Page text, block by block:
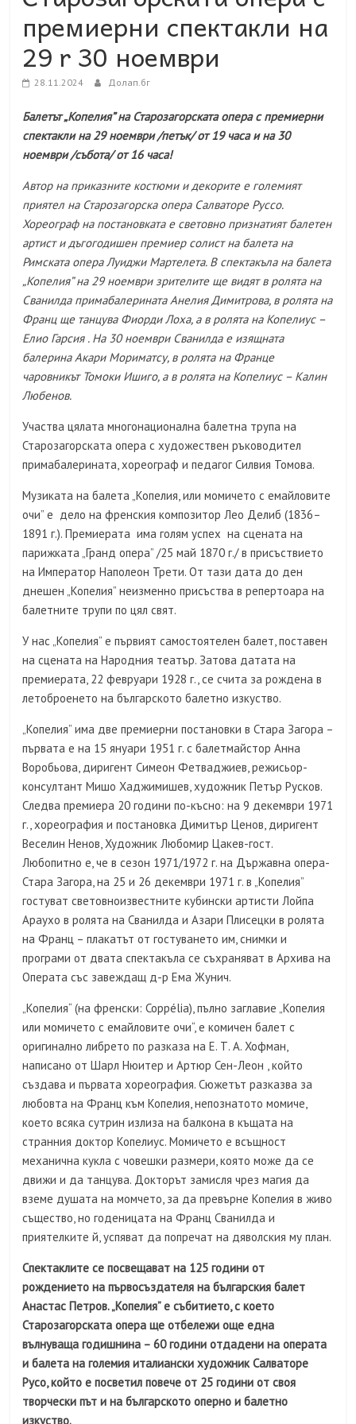
премиерни спектакли на
29 r 30 ноември
28.11.2024 Долап.бг
Балетът „Копелия” на Старозагорската опера с премиерни
спектакли на 29 ноември /петък/ от 19 часа и на 30
ноември /събота/ от 16 часа!
Автор на приказните костюми и декорите е големият
приятел на Старозагорска опера Салваторе Руссо.
Хореограф на постановката е световно признатият балетен
артист и дъгогодишен премиер солист на балета на
Римската опера Луиджи Мартелета. В спектакъла на балета
„Копелия” на 29 ноември зрителите ще видят в ролята на
Сванилда примабалерината Анелия Димитрова, в ролята на
Франц ще танцува Фиорди Лоха, а в ролята на Копелиус –
Елио Гарсия . На 30 ноември Сванилда е изящната
балерина Акари Мориматсу, в ролята на Франце
чаровникът Томоки Ишиго, а в ролята на Копелиус – Калин
Любенов.
Участва цялата многонационална балетна трупа на
Старозагорската опера с художествен ръководител
примабалерината, хореограф и педагог Силвия Томова.
Музиката на балета „Копелия, или момичето с емайловите
очи” е дело на френския композитор Лео Делиб (1836–
1891 г.). Премиерата има голям успех на сцената на
парижката „Гранд опера” /25 май 1870 г./ в присъствието
на Император Наполеон Трети. От тази дата до ден
днешен „Копелия” неизменно присъства в репертоара на
балетните трупи по цял свят.
У нас „Копелия” е първият самостоятелен балет, поставен
на сцената на Народния театър. Затова датата на
премиерата, 22 февруари 1928 г., се счита за рождена в
летоброенето на българското балетно изкуство.
„Копелия” има две премиерни постановки в Стара Загора –
първата е на 15 януари 1951 г. с балетмайстор Анна
Воробьова, диригент Симеон Фетваджиев, режисьор-
консултант Мишо Хаджимишев, художник Петър Русков.
Следва премиера 20 години по-късно: на 9 декември 1971
г., хореография и постановка Димитър Ценов, диригент
Веселин Ненов, Художник Любомир Цакев-гост.
Любопитно е, че в сезон 1971/1972 г. на Държавна опера-
Стара Загора, на 25 и 26 декември 1971 г. в „Копелия”
гостуват световноизвестните кубински артисти Лойпа
Араухо в ролята на Сванилда и Азари Плисецки в ролята
на Франц – плакатът от гостуването им, снимки и
програми от двата спектакъла се съхраняват в Архива на
Операта със завеждащ д-р Ема Жунич.
„Копелия“ (на френски: Coppélia), пълно заглавие „Копелия
или момичето с емайловите очи“, e комичен балет с
оригинално либрето по разказа на Е. Т. А. Хофман,
написано от Шарл Нюитер и Артюр Сен-Леон , който
създава и първата хореография. Сюжетът разказва за
любовта на Франц към Копелия, непознатото момиче,
което всяка сутрин излиза на балкона в къщата на
странния доктор Копелиус. Момичето е всъщност
механична кукла с човешки размери, която може да се
движи и да танцува. Докторът замисля чрез магия да
вземе душата на момчето, за да превърне Копелия в живо
същество, но годеницата на Франц Сванилда и
приятелките й, успяват да попречат на дяволския му план.
Спектаклите се посвещават на 125 години от
рождението на първосъздателя на българския балет
Анастас Петров. „Копелия” е събитието, с което
Старозагорската опера ще отбележи още една
вълнуваща годишнина – 60 години отдадени на операта
и балета на големия италиански художник Салваторе
Русо, който е посветил повече от 25 години от своя
творчески път и на българското оперно и балетно
изкуство.